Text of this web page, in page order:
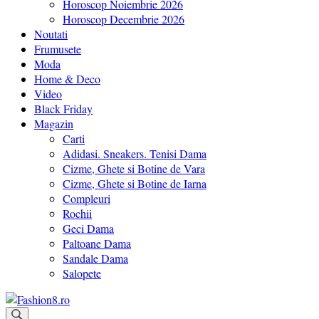
Horoscop Noiembrie 2026
Horoscop Decembrie 2026
Noutati
Frumusete
Moda
Home & Deco
Video
Black Friday
Magazin
Carti
Adidasi. Sneakers. Tenisi Dama
Cizme, Ghete si Botine de Vara
Cizme, Ghete si Botine de Iarna
Compleuri
Rochii
Geci Dama
Paltoane Dama
Sandale Dama
Salopete